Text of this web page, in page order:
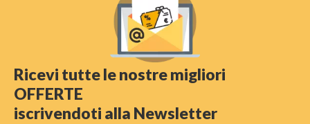
Ricevi tutte le nostre migliori
OFFERTE
iscrivendoti alla Newsletter